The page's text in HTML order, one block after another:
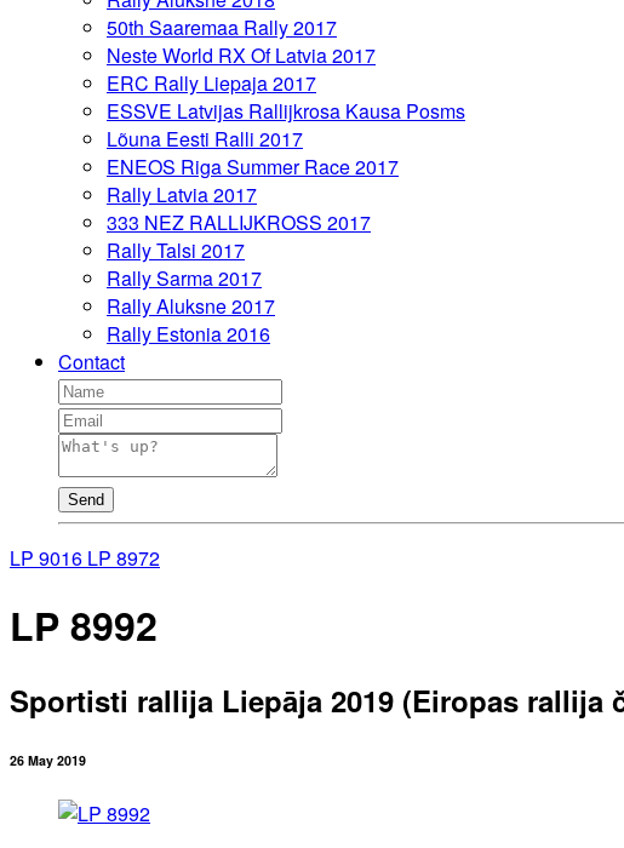
50th Saaremaa Rally 2017
Neste World RX Of Latvia 2017
ERC Rally Liepaja 2017
ESSVE Latvijas Rallijkrosa Kausa Posms
Lõuna Eesti Ralli 2017
ENEOS Riga Summer Race 2017
Rally Latvia 2017
333 NEZ RALLIJKROSS 2017
Rally Talsi 2017
Rally Sarma 2017
Rally Aluksne 2017
Rally Estonia 2016
Contact
Send
LP 9016 LP 8972
LP 8992
Sportisti rallija Liepāja 2019 (Eiropas rallija
26 May 2019